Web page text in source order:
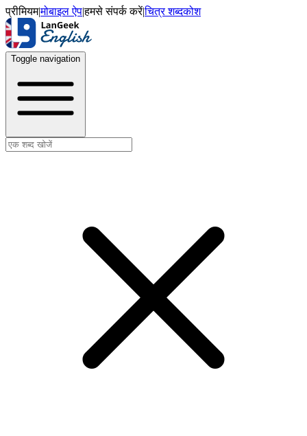
प्रीमियम|मोबाइल ऐप|हमसे संपर्क करें|चित्र शब्दकोश
Toggle navigation